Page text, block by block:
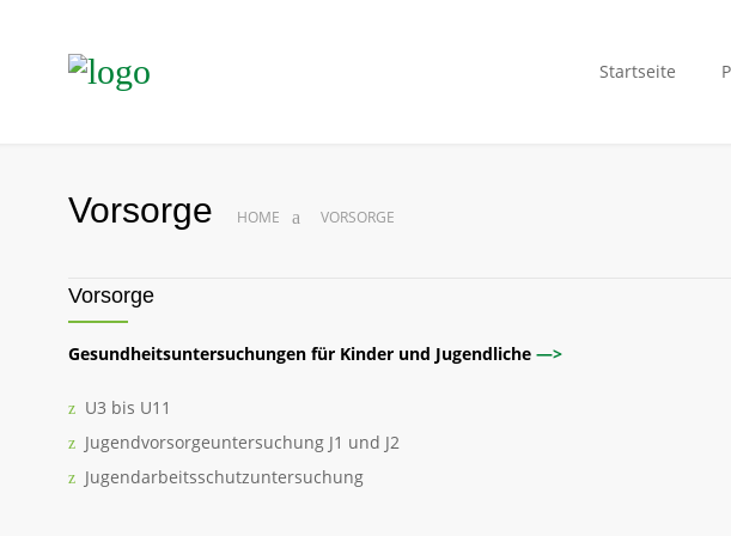
Startseite
Vorsorge HOME VORSORGE
Vorsorge
Gesundheitsuntersuchungen für Kinder und Jugendliche —>
U3 bis U11
Jugendvorsorgeuntersuchung J1 und J2
Jugendarbeitsschutzuntersuchung